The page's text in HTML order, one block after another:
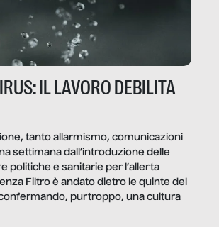
IL LAVORO DEBILITA
tanto allarmismo, comunicazioni
settimana dall’introduzione delle
politiche e sanitarie per l’allerta
Filtro è andato dietro le quinte del
purtroppo, una cultura